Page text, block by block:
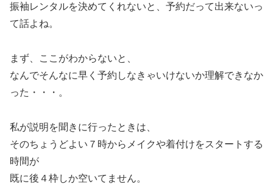
振袖レンタルを決めてくれないと、予約だって出来ないっ
て話よね。
まず、ここがわからないと、
なんでそんなに早く予約しなきゃいけないか理解できなか
った・・・。
私が説明を聞きに行ったときは、
そのちょうどよい７時からメイクや着付けをスタートする
時間が
既に後４枠しか空いてません。